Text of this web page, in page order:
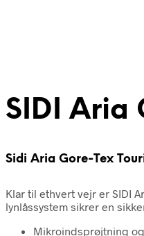
SIDI Aria
Sidi Aria Gore-Tex
Klar til ethvert vejr er SIDI
lynlåssystem sikrer en
Mikroindsprøjtning